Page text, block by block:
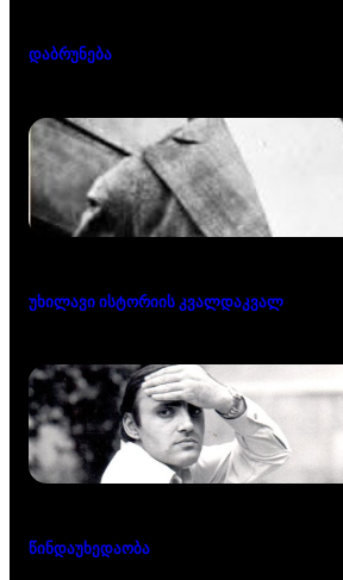
დაბრუნება
უხილავი ისტორიის კვალდაკვალ
წინდაუხედაობა